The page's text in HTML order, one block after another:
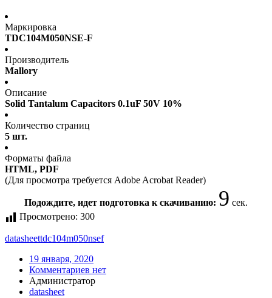
Маркировка
TDC104M050NSE-F
Производитель
Mallory
Описание
Solid Tantalum Capacitors 0.1uF 50V 10%
Количество страниц
5 шт.
Форматы файла
HTML, PDF
(Для просмотра требуется Adobe Acrobat Reader)
Подождите, идет подготовка к скачиванию: 9 сек.
Просмотрено: 300
datasheettdc104m050nsef
19 января, 2020
Комментариев нет
Администратор
datasheet